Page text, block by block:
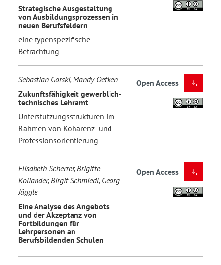
Strategische Ausgestaltung
von Ausbildungsprozessen in
neuen Berufsfeldern
eine typenspezifische
Betrachtung
Sebastian Gorski, Mandy Oetken
Zukunftsfähigkeit gewerblich-
technisches Lehramt
Unterstützungsstrukturen im
Rahmen von Kohärenz- und
Professionsorientierung
Open Access
Elisabeth Scherrer, Brigitte
Koliander, Birgit Schmiedl, Georg
Jäggle
Eine Analyse des Angebots
und der Akzeptanz von
Fortbildungen für
Lehrpersonen an
Berufsbildenden Schulen
Open Access